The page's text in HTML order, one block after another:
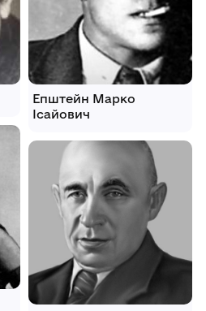
Епштейн Марко
Ісайович